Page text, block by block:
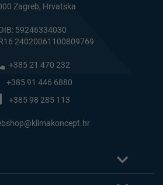
Zagreb, Hrvatska
59246334030
24020061100809769
+385 21 470 232
+385 91 446 6880
+385 98 285 113